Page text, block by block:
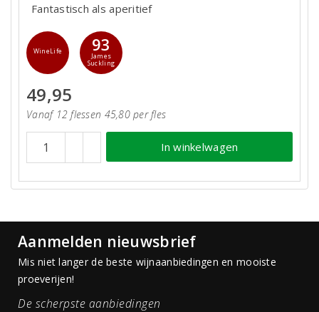
Fantastisch als aperitief
WineLife 93
James
Suckling
49,95
Vanaf 12 flessen 45,80 per fles
In winkelwagen
Aanmelden nieuwsbrief
Mis niet langer de beste wijnaanbiedingen en mooiste
proeverijen!
De scherpste aanbiedingen